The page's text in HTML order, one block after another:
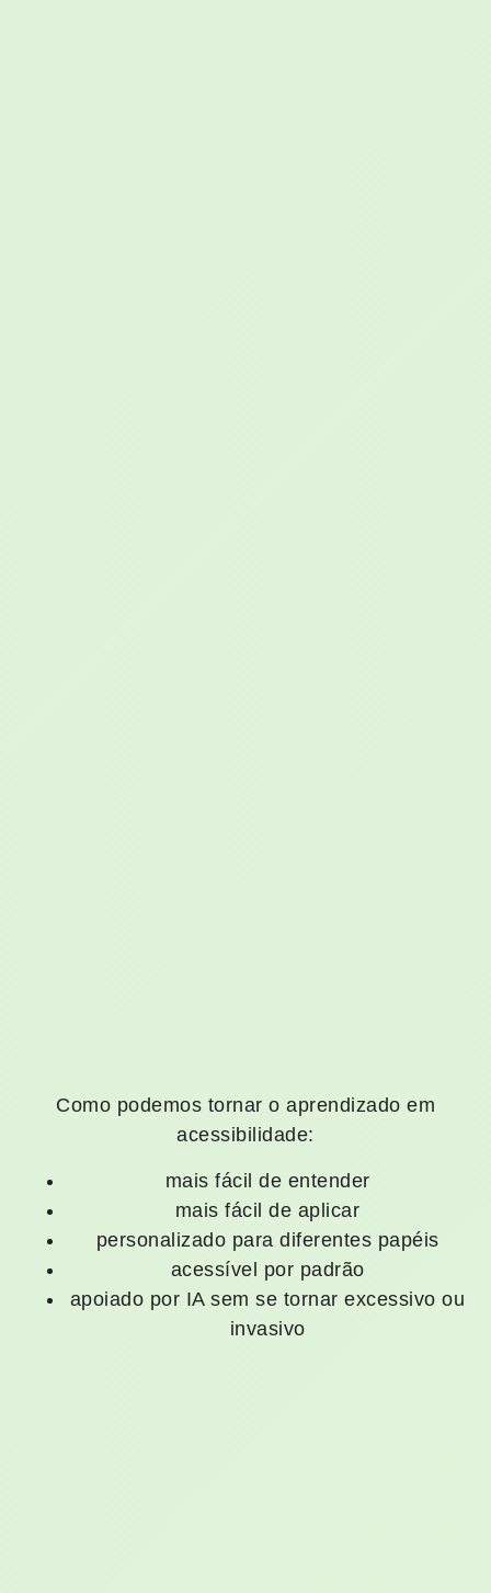
Como podemos tornar o aprendizado em
acessibilidade:
mais fácil de entender
mais fácil de aplicar
personalizado para diferentes papéis
acessível por padrão
apoiado por IA sem se tornar excessivo ou
invasivo